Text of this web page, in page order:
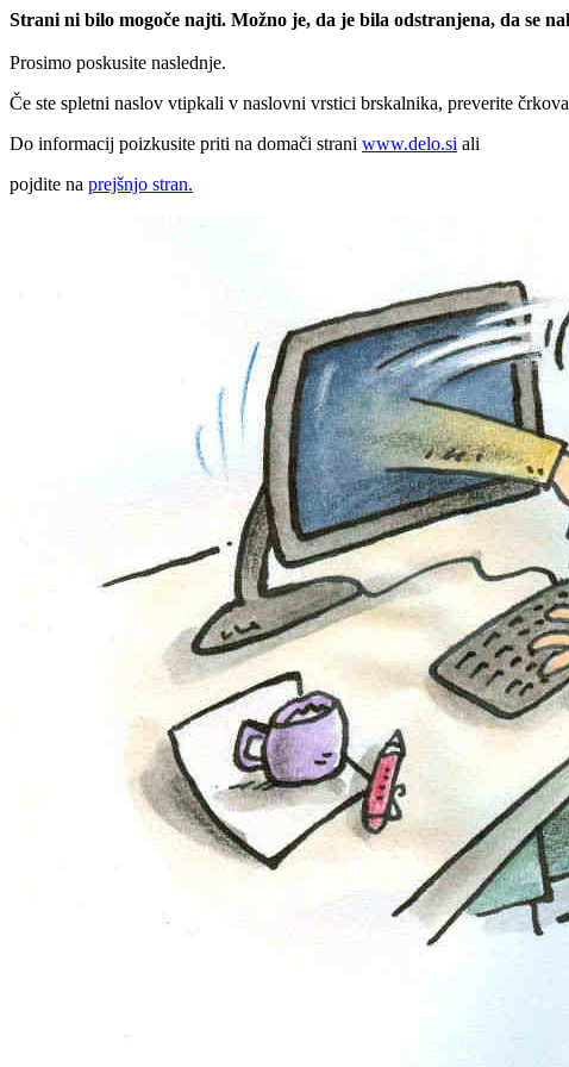
Strani ni bilo mogoče najti. Možno je, da je bila odstranjena, da se
Prosimo poskusite naslednje.
Če ste spletni naslov vtipkali v naslovni vrstici brskalnika, preverite
Do informacij poizkusite priti na domači strani www.delo.si ali
pojdite na prejšnjo stran.